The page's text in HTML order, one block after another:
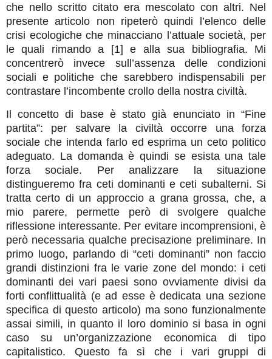
che nello scritto citato era mescolato con altri. Nel
presente articolo non ripeterò quindi l’elenco delle
crisi ecologiche che minacciano l’attuale società, per
le quali rimando a [1] e alla sua bibliografia. Mi
concentrerò invece sull’assenza delle condizioni
sociali e politiche che sarebbero indispensabili per
contrastare l’incombente crollo della nostra civiltà.
Il concetto di base è stato già enunciato in “Fine
partita”: per salvare la civiltà occorre una forza
sociale che intenda farlo ed esprima un ceto politico
adeguato. La domanda è quindi se esista una tale
forza sociale. Per analizzare la situazione
distingueremo fra ceti dominanti e ceti subalterni. Si
tratta certo di un approccio a grana grossa, che, a
mio parere, permette però di svolgere qualche
riflessione interessante. Per evitare incomprensioni, è
però necessaria qualche precisazione preliminare. In
primo luogo, parlando di “ceti dominanti” non faccio
grandi distinzioni fra le varie zone del mondo: i ceti
dominanti dei vari paesi sono ovviamente divisi da
forti conflittualità (e ad esse è dedicata una sezione
specifica di questo articolo) ma sono funzionalmente
assai simili, in quanto il loro dominio si basa in ogni
caso su un’organizzazione economica di tipo
capitalistico. Questo fa sì che i vari gruppi di